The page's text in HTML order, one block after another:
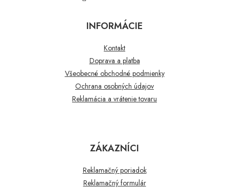
INFORMÁCIE
Kontakt
Doprava a platba
Všeobecné obchodné podmienky
Ochrana osobných údajov
Reklamácia a vrátenie tovaru
ZÁKAZNÍCI
Reklamačný poriadok
Reklamačný formulár